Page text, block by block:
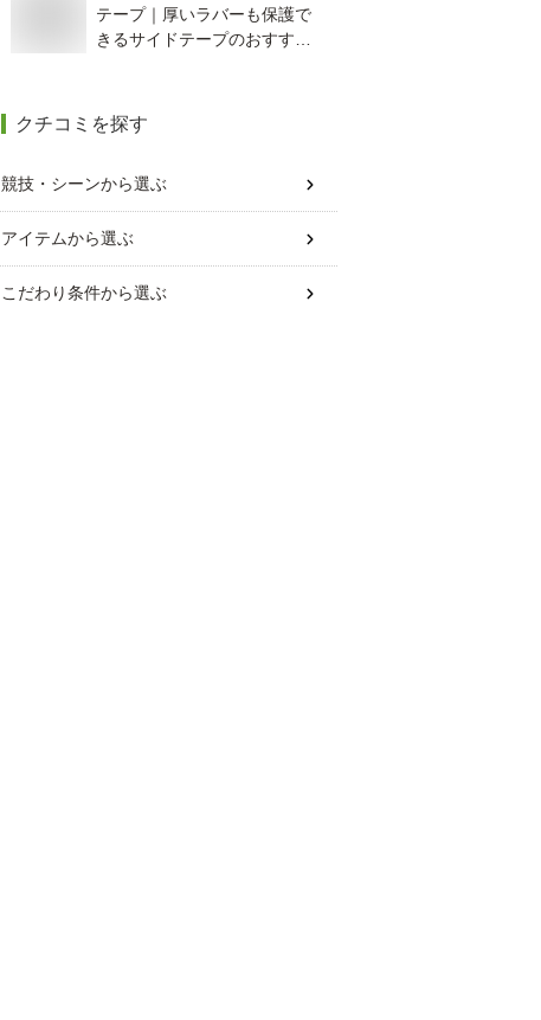
テープ｜厚いラバーも保護で
きるサイドテープのおすすめ
クチコミを探す
競技・シーンから選ぶ
アイテムから選ぶ
こだわり条件から選ぶ